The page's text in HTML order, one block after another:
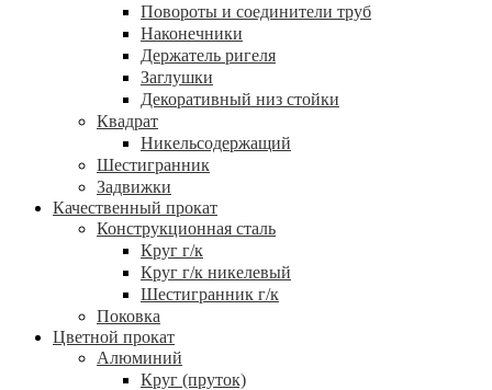
Повороты и соединители труб
Наконечники
Держатель ригеля
Заглушки
Декоративный низ стойки
Квадрат
Никельсодержащий
Шестигранник
Задвижки
Качественный прокат
Конструкционная сталь
Круг г/к
Круг г/к никелевый
Шестигранник г/к
Поковка
Цветной прокат
Алюминий
Круг (пруток)